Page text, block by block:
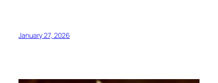
January 27, 2026